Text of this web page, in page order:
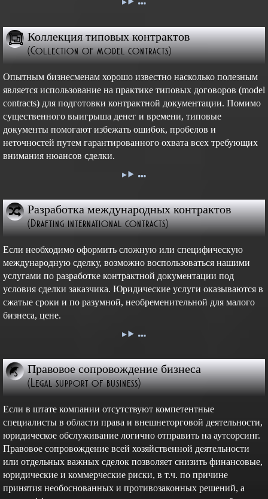
Коллекция типовых контрактов
(Collection of model contracts)
Опытным бизнесменам хорошо известно насколько полезным
является использование на практике типовых договоров (model
contracts) для подготовки контрактной документации. Помимо
существенного выигрыша денег и времени, типовые
документы помогают избежать ошибок, пробелов и
неточностей путем гарантированного охвата всех требующих
внимания нюансов сделки.
Разработка международных контрактов
(Drafting international contracts)
Если необходимо оформить сложную или специфическую
международную сделку, возможно воспользоваться нашими
услугами по разработке контрактной документации под
условия сделки заказчика. Юридические услуги оказываются в
сжатые сроки и по разумной, необременительной для малого
бизнеса, цене.
Правовое сопровождение бизнеса
(Legal support of business)
Если в штате компании отсутствуют компетентные
специалисты в области права и внешнеторговой деятельности,
юридическое обслуживание логично отправить на аутсорсинг.
Правовое сопровождение всей хозяйственной деятельности
или отдельных важных сделок позволяет снизить финансовые,
юридические и коммерческие риски, в т.ч. по причине
принятия необоснованных и противозаконных решений, а